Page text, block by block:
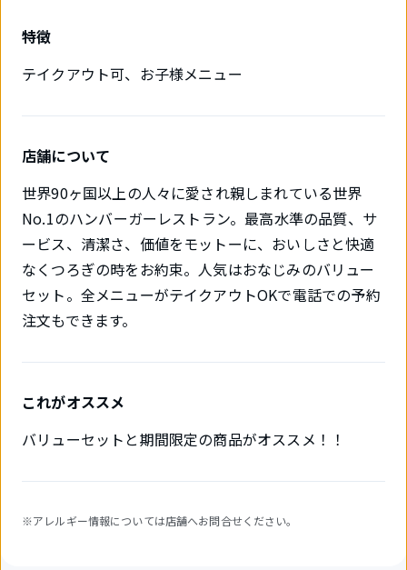
特徴
テイクアウト可、お子様メニュー
店舗について
世界90ヶ国以上の人々に愛され親しまれている世界
No.1のハンバーガーレストラン。最高水準の品質、サ
ービス、清潔さ、価値をモットーに、おいしさと快適
なくつろぎの時をお約束。人気はおなじみのバリュー
セット。全メニューがテイクアウトOKで電話での予約
注文もできます。
これがオススメ
バリューセットと期間限定の商品がオススメ！！
※アレルギー情報については店舗へお問合せください。